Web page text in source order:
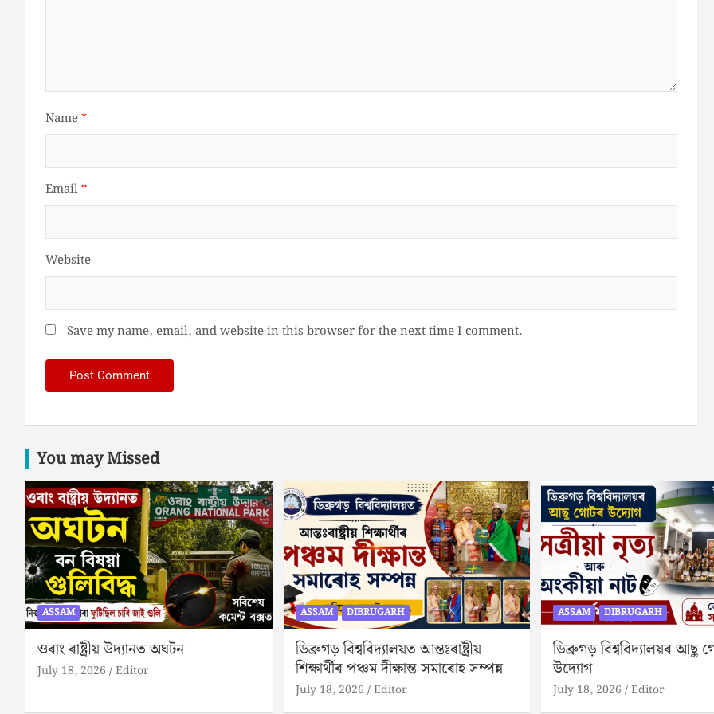
Name*
Email*
Website
Save my name, email, and website in this browser for the next time I comment.
You may Missed
ASSAM
ওৰাং ৰাষ্ট্ৰীয় উদ্যানত অঘটন
July 18, 2026 Editor
ASSAM DIBRUGARH
ডিব্ৰুগড় বিশ্ববিদ্যালয়ত আন্তঃৰাষ্ট্ৰীয়
শিক্ষাৰ্থীৰ পঞ্চম দীক্ষান্ত সমাৰোহ সম্পন্ন
July 18, 2026 Editor
ASSAM DIBRUGARH
ডিব্ৰুগড় বিশ্ববিদ্যালয়ৰ আছু
উদ্যোগ
July 18, 2026 Editor